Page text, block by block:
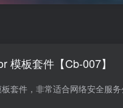
模板套件【Cb-007】